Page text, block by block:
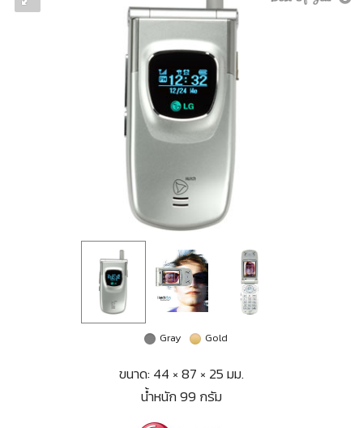
Gray Gold
ขนาด: 44 × 87 × 25 มม.
น้ำหนัก 99 กรัม